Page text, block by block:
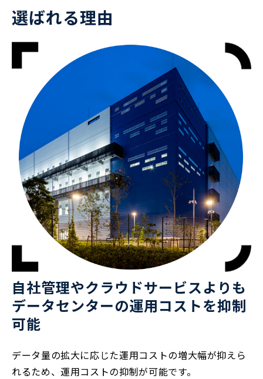
選ばれる理由
自社管理やクラウドサービスよりも
データセンターの運用コストを抑制
可能
データ量の拡大に応じた運用コストの増大幅が抑えら
れるため、運用コストの抑制が可能です。